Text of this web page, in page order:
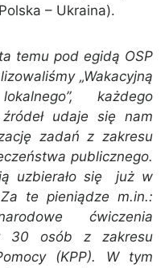
– Ukraina).
temu pod egidą OSP
„Wakacyjną
każdego
udaje się nam
zadań z zakresu
publicznego.
uzbierało się już w
te pieniądze m.in.:
ćwiczenia
30 osób z zakresu
(KPP). W tym